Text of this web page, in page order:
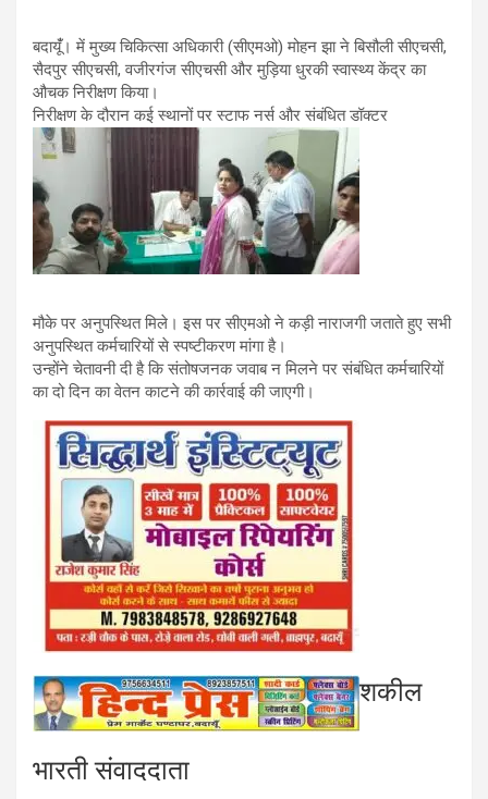
बदायूंँ। में मुख्य चिकित्सा अधिकारी (सीएमओ) मोहन झा ने बिसौली सीएचसी,
सैदपुर सीएचसी, वजीरगंज सीएचसी और मुड़िया धुरकी स्वास्थ्य केंद्र का
औचक निरीक्षण किया।
निरीक्षण के दौरान कई स्थानों पर स्टाफ नर्स और संबंधित डॉक्टर
मौके पर अनुपस्थित मिले। इस पर सीएमओ ने कड़ी नाराजगी जताते हुए सभी
अनुपस्थित कर्मचारियों से स्पष्टीकरण मांगा है।
उन्होंने चेतावनी दी है कि संतोषजनक जवाब न मिलने पर संबंधित कर्मचारियों
का दो दिन का वेतन काटने की कार्रवाई की जाएगी।
शकील
भारती संवाददाता